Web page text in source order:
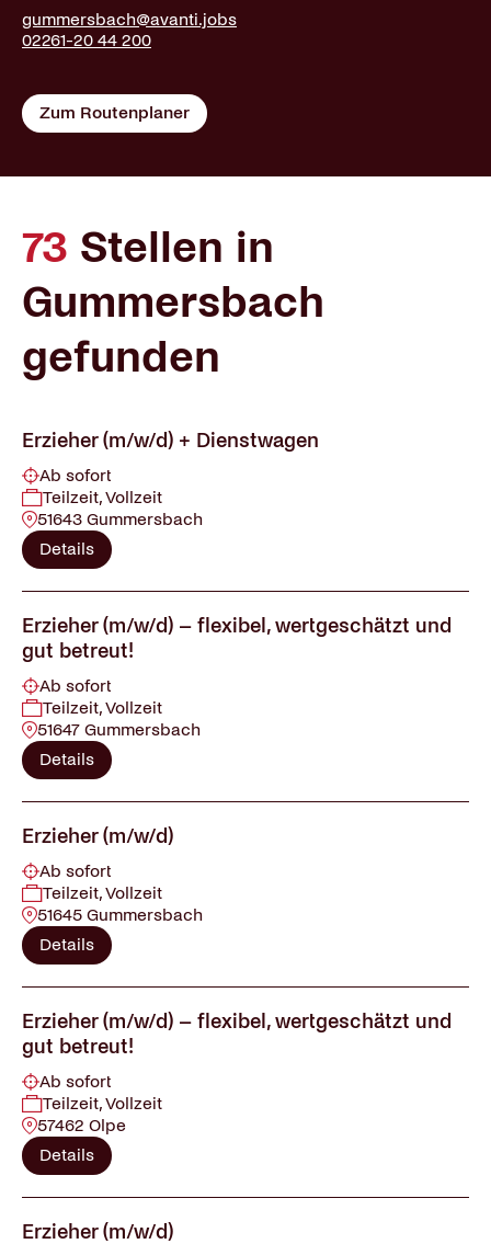
gummersbach@avanti.jobs
02261-20 44 200
Zum Routenplaner
73 Stellen in
Gummersbach
gefunden
Erzieher (m/w/d) + Dienstwagen
Ab sofort
Teilzeit, Vollzeit
51643 Gummersbach
Details
Erzieher (m/w/d) – flexibel, wertgeschätzt und
gut betreut!
Ab sofort
Teilzeit, Vollzeit
51647 Gummersbach
Details
Erzieher (m/w/d)
Ab sofort
Teilzeit, Vollzeit
51645 Gummersbach
Details
Erzieher (m/w/d) – flexibel, wertgeschätzt und
gut betreut!
Ab sofort
Teilzeit, Vollzeit
57462 Olpe
Details
Erzieher (m/w/d)